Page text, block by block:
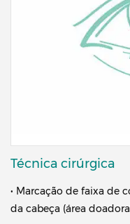
Técnica cirúrgica
• Marcação de faixa de
da cabeça (área